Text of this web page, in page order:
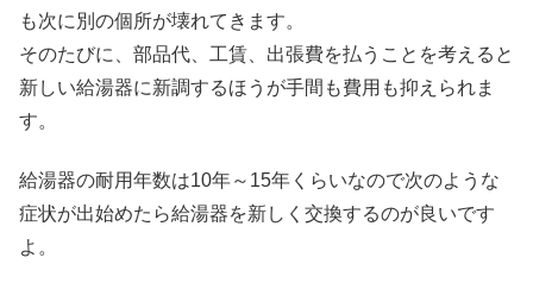
も次に別の個所が壊れてきます。
そのたびに、部品代、工賃、出張費を払うことを考えると
新しい給湯器に新調するほうが手間も費用も抑えられま
す。
給湯器の耐用年数は10年～15年くらいなので次のような
症状が出始めたら給湯器を新しく交換するのが良いです
よ。